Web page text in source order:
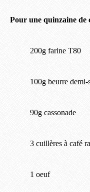
Pour une quinzaine de
200g farine T80
100g beurre
90g cassonade
3 cuillères à café
1 oeuf